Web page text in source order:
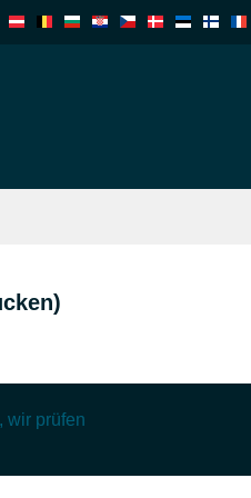
wir prüfen